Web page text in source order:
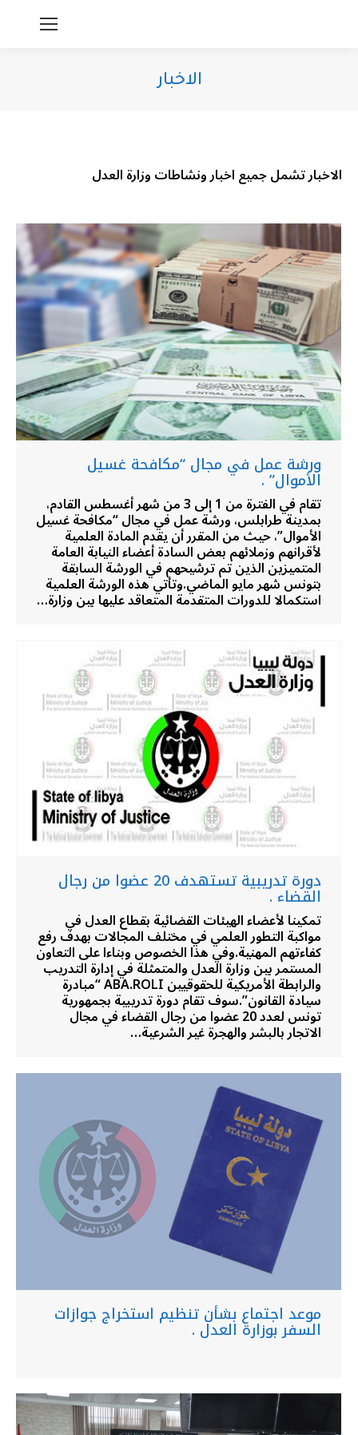
الاخبار
الاخبار تشمل جميع اخبار ونشاطات وزارة العدل
ورشة عمل في مجال “مكافحة غسيل
الأموال” .
تقام في الفترة من 1 إلى 3 من شهر أغسطس القادم،
بمدينة طرابلس، ورشة عمل في مجال “مكافحة غسيل
الأموال”، حيث من المقرر أن يقدم المادة العلمية
لأقرانهم وزملائهم بعض السادة أعضاء النيابة العامة
المتميزين الذين تم ترشيحهم في الورشة السابقة
بتونس شهر مايو الماضي.وتأتي هذه الورشة العلمية
استكمالا للدورات المتقدمة المتعاقد عليها بين وزارة…
دورة تدريبية تستهدف 20 عضوا من رجال
القضاء .
تمكينا لأعضاء الهيئات القضائية بقطاع العدل في
مواكبة التطور العلمي في مختلف المجالات بهدف رفع
كفاءتهم المهنية.وفي هذا الخصوص وبناءا على التعاون
المستمر بين وزارة العدل والمتمثلة في إدارة التدريب
والرابطة الأمريكية للحقوقيين ABA.ROLI “مبادرة
سيادة القانون”.سوف تقام دورة تدريبية بجمهورية
تونس لعدد 20 عضوا من رجال القضاء في مجال
الاتجار بالبشر والهجرة غير الشرعية…
موعد اجتماع بشأن تنظيم استخراج جوازات
السفر بوزارة العدل .